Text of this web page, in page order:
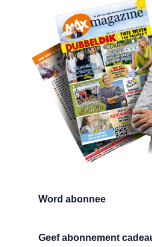
Word abonnee
Geef abonnement